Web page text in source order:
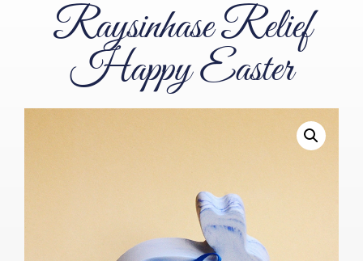
Raysinhase Relief
Happy Easter